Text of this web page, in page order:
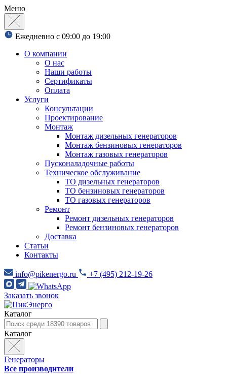
Меню
Ежедневно с 09:00 до 19:00
О компании
О нас
Наши работы
Сертификаты
Оплата
Услуги
Консультации
Проектирование
Монтаж
Монтаж дизельных генераторов
Монтаж бензиновых генераторов
Монтаж газовых генераторов
Пусконаладочные работы
Техническое обслуживание
ТО дизельных генераторов
ТО бензиновых генераторов
ТО газовых генераторов
Ремонт
Ремонт дизельных генераторов
Ремонт бензиновых генераторов
Доставка
Статьи
Контакты
info@pikenergo.ru +7 (495) 212-19-26
Заказать звонок
Каталог
Каталог
Генераторы
Все производители